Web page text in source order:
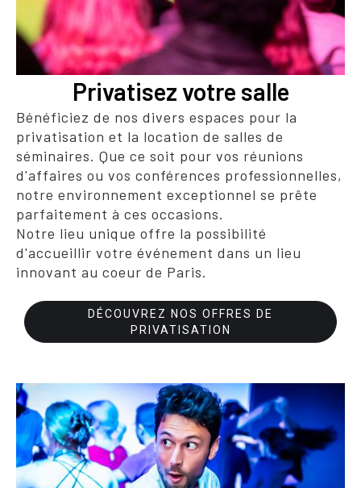
Privatisez votre salle
Bénéficiez de nos divers espaces pour la
privatisation et la location de salles de
séminaires. Que ce soit pour vos réunions
d'affaires ou vos conférences professionnelles,
notre environnement exceptionnel se prête
parfaitement à ces occasions.
Notre lieu unique offre la possibilité
d'accueillir votre événement dans un lieu
innovant au coeur de Paris.
DÉCOUVREZ NOS OFFRES DE
PRIVATISATION